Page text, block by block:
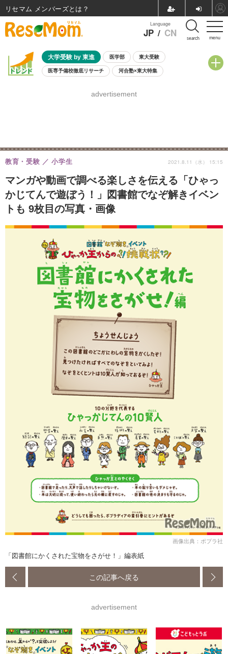
menu
Language
JP / CN search
大学受験 by 東進 医学部 東大受験
医専予備校徹底リサーチ 河合塾×東大特集
8月開催学校説明会・相談会
advertisement
マンガや動画で調べる楽しさを伝える「ひゃっ
かじてんで遊ぼう！」図書館でなぞ解きイベン
トも 9枚目の写真・画像
教育・受験 小学生 2021.8.11（水） 15:15
画像出典：ポプラ社
「図書館にかくされた宝物をさがせ！」編表紙
この記事へ戻る
advertisement
リセマム メンバーズ